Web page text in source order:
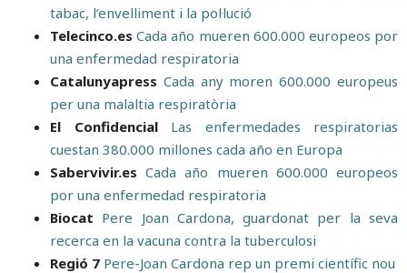
tabac, l’envelliment i la pol·lució
Telecinco.esCada año mueren 600.000 europeos por
una enfermedad respiratoria
Catalunyapress Cada any moren 600.000 europeus
per una malaltia respiratòria
El Confidencial Las enfermedades respiratorias
cuestan 380.000 millones cada año en Europa
Sabervivir.esCada año mueren 600.000 europeos
por una enfermedad respiratoria
Biocat Pere Joan Cardona, guardonat per la seva
recerca en la vacuna contra la tuberculosi
Regió 7 Pere-Joan Cardona rep un premi científic nou